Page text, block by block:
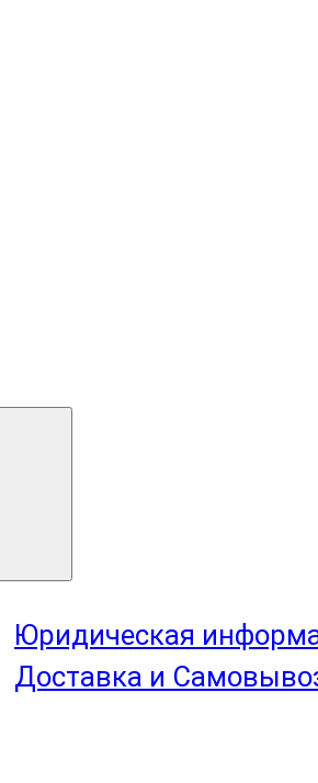
Юридическая
Доставка и